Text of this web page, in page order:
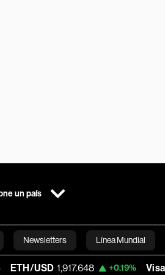
un país
Newsletters Línea Mundial
Bloomberg
1,917.648 +0.19% Visa 362.50